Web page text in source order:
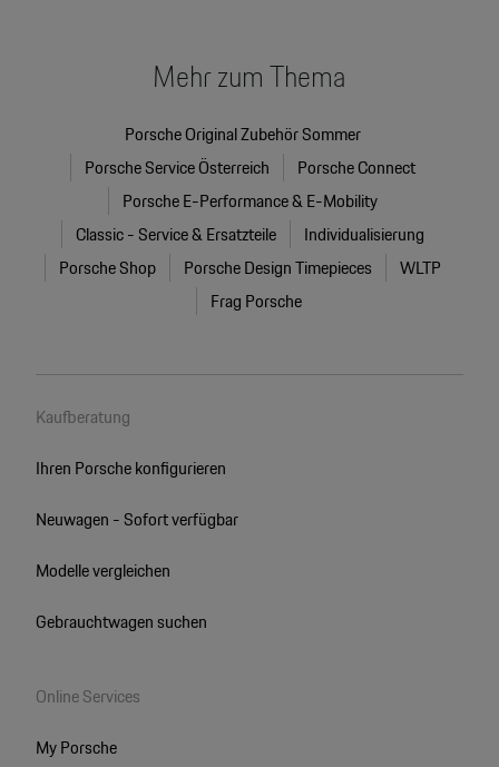
Mehr zum Thema
Porsche Original Zubehör Sommer
Porsche Service Österreich
Porsche Connect
Porsche E-Performance & E-Mobility
Classic - Service & Ersatzteile
Individualisierung
Porsche Shop
Porsche Design Timepieces
WLTP
Frag Porsche
Kaufberatung
Ihren Porsche konfigurieren
Neuwagen - Sofort verfügbar
Modelle vergleichen
Gebrauchtwagen suchen
Online Services
My Porsche